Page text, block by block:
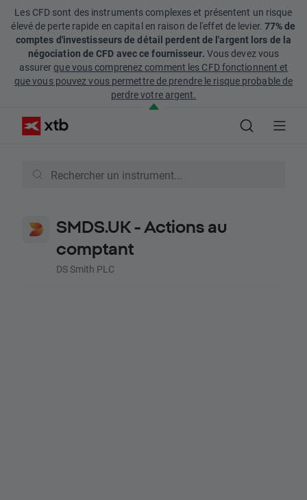
Les CFD sont des instruments complexes et présentent un risque
élevé de perte rapide en capital en raison de l'effet de levier. 77% de
comptes d'investisseurs de détail perdent de l'argent lors de la
négociation de CFD avec ce fournisseur. Vous devez vous
assurerque vous comprenez comment les CFD fonctionnent et
que vous pouvez vous permettre de prendre le risque probable de
perdre votre argent.
SMDS.UK - Actions au
comptant
DS Smith PLC